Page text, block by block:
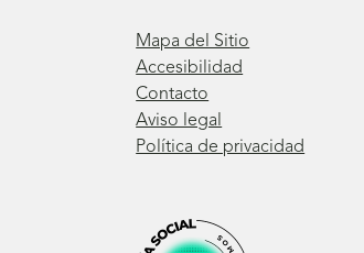
Mapa del Sitio
Accesibilidad
Contacto
Aviso legal
Política de privacidad